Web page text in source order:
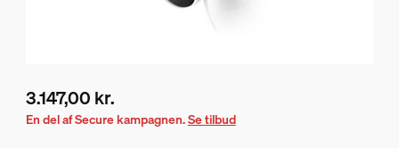
Nuværende pris er 3.147,00 kr.
3.147,00 kr.
En del af Secure kampagnen.Se tilbud